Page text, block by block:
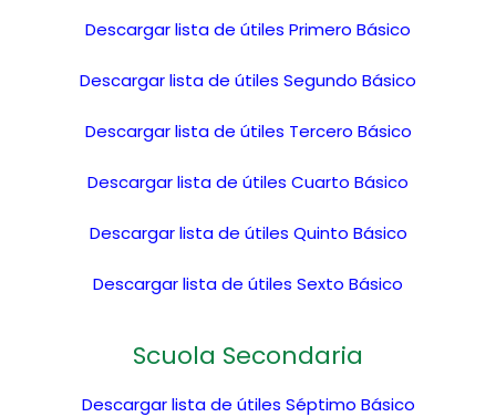
Descargar lista de útiles Primero Básico
Descargar lista de útiles Segundo Básico
Descargar lista de útiles Tercero Básico
Descargar lista de útiles Cuarto Básico
Descargar lista de útiles Quinto Básico
Descargar lista de útiles Sexto Básico
Scuola Secondaria
Descargar lista de útiles Séptimo Básico